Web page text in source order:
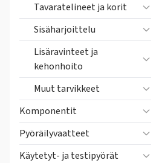
Tavaratelineet ja korit
Sisäharjoittelu
Lisäravinteet ja
kehonhoito
Muut tarvikkeet
Komponentit
Pyöräilyvaatteet
Käytetyt- ja testipyörät